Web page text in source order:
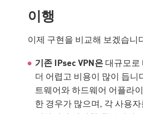
이행
이제 구현을 비교해 보겠습니
기존 IPsec VPN은대규모
더 어렵고 비용이 많이 듭니
트웨어와 하드웨어 어플라
한 경우가 많으며, 각 사용